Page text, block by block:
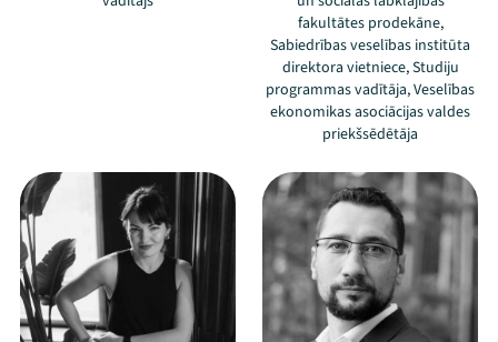
fakultātes prodekāne,
Sabiedrības veselības institūta
direktora vietniece, Studiju
programmas vadītāja, Veselības
ekonomikas asociācijas valdes
priekšsēdētāja